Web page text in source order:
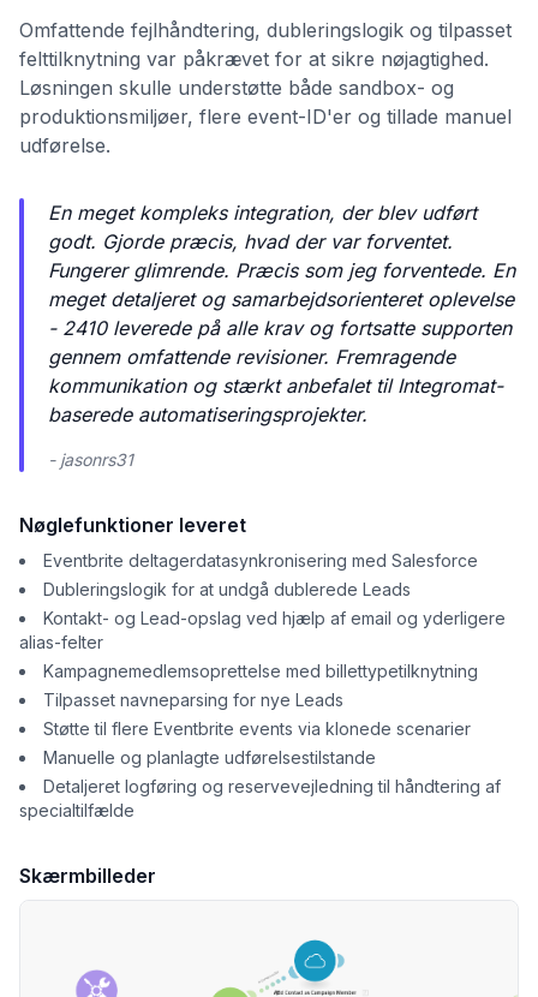
Omfattende fejlhåndtering, dubleringslogik og tilpasset
felttilknytning var påkrævet for at sikre nøjagtighed.
Løsningen skulle understøtte både sandbox- og
produktionsmiljøer, flere event-ID'er og tillade manuel
udførelse.
En meget kompleks integration, der blev udført
godt. Gjorde præcis, hvad der var forventet.
Fungerer glimrende. Præcis som jeg forventede. En
meget detaljeret og samarbejdsorienteret oplevelse
- 2410 leverede på alle krav og fortsatte supporten
gennem omfattende revisioner. Fremragende
kommunikation og stærkt anbefalet til Integromat-
baserede automatiseringsprojekter.
- jasonrs31
Nøglefunktioner leveret
Eventbrite deltagerdatasynkronisering med Salesforce
Dubleringslogik for at undgå dublerede Leads
Kontakt- og Lead-opslag ved hjælp af email og yderligere
alias-felter
Kampagnemedlemsoprettelse med billettypetilknytning
Tilpasset navneparsing for nye Leads
Støtte til flere Eventbrite events via klonede scenarier
Manuelle og planlagte udførelsestilstande
Detaljeret logføring og reservevejledning til håndtering af
specialtilfælde
Skærmbilleder